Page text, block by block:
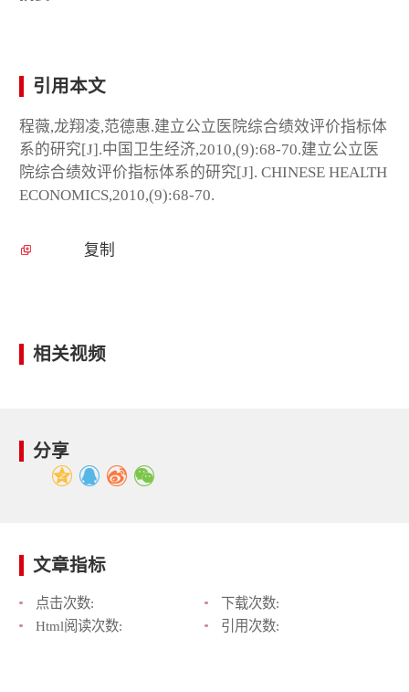
引用本文
程薇,龙翔凌,范德惠.建立公立医院综合绩效评价指标体
系的研究[J].中国卫生经济,2010,(9):68-70.建立公立医
院综合绩效评价指标体系的研究[J]. CHINESE HEALTH
ECONOMICS,2010,(9):68-70.
复制
相关视频
分享
文章指标
点击次数:
下载次数:
Html阅读次数:
引用次数: